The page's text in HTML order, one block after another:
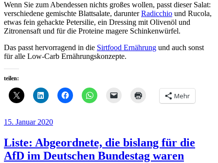
Wenn Sie zum Abendessen nichts großes wollen, passt dieser Salat:
verschiedene gemischte Blattsalate, darunterRadicchio und Rucola,
etwas fein gehackte Petersilie, ein Dressing mit Olivenöl und
Zitronensaft und für die Proteine magere Schinkenwürfel.
Das passt hervorragend in die Sirtfood Ernährung und auch sonst
für alle Low-Carb Ernährungskonzepte.
teilen:
Mehr
Veröffentlicht
15. Januar 2020
Liste: Abgeordnete, die bislang für die
AfD im Deutschen Bundestag waren